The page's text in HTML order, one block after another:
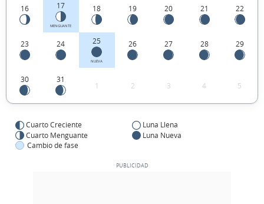
16 17
MENGUANTE
18 19 20 21 22
23 24 25
NUEVA
26 27 28 29
30 31
1 2 3 4 5
Cuarto Creciente
Luna Llena
Cuarto Menguante
Luna Nueva
Cambio de fase